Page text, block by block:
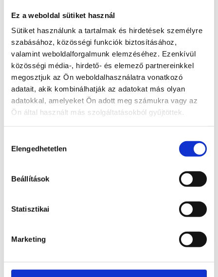
Ez a weboldal sütiket használ
Sütiket használunk a tartalmak és hirdetések személyre
szabásához, közösségi funkciók biztosításához,
valamint weboldalforgalmunk elemzéséhez. Ezenkívül
közösségi média-, hirdető- és elemező partnereinkkel
megosztjuk az Ön weboldalhasználatra vonatkozó
adatait, akik kombinálhatják az adatokat más olyan
adatokkal, amelyeket Ön adott meg számukra vagy az
Ön által használt más szolgáltatásokból gyűjtöttek.
kiválasztása
Elengedhetetlen
Beállítások
Statisztikai
Marketing
Nappali 16 m2
Konyha 10,17 m2
Fürdő 4,09 m2
WC 1,88 m2